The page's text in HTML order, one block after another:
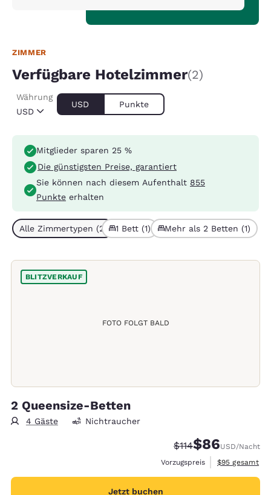
ZIMMER
Verfügbare Hotelzimmer(2)
USD
Währung
USD Punkte
Mitglieder sparen 25 %
Die günstigsten Preise, garantiert
Sie können nach diesem Aufenthalt 855
Punkte erhalten
Alle Zimmertypen (2) 1 Bett (1) Mehr als 2 Betten (1)
FOTO FOLGT BALD
BLITZVERKAUF
2 Queensize-Betten
4 Gäste Nichtraucher
Durchgestrichener
$114Vergünstigter
$86USD/Nacht
Vorzugspreis
Geschätzte
$95 gesamt
Jetzt buchen